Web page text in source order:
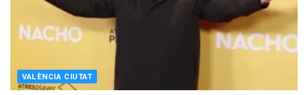
VALÈNCIA CIUTAT